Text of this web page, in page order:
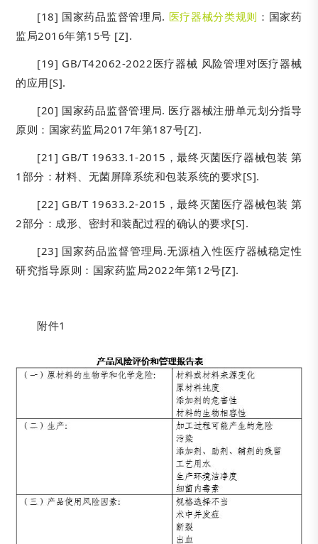
[18] 国家药品监督管理局. 医疗器械分类规则 ：国家药
监局2016年第15号 [Z].
[19] GB/T42062-2022医疗器械 风险管理对医疗器械
的应用[S].
[20] 国家药品监督管理局. 医疗器械注册单元划分指导
原则：国家药监局2017年第187号[Z].
[21] GB/T 19633.1-2015，最终灭菌医疗器械包装 第
1部分：材料、无菌屏障系统和包装系统的要求[S].
[22] GB/T 19633.2-2015，最终灭菌医疗器械包装 第
2部分：成形、密封和装配过程的确认的要求[S].
[23] 国家药品监督管理局.无源植入性医疗器械稳定性
研究指导原则：国家药监局2022年第12号[Z].
附件1